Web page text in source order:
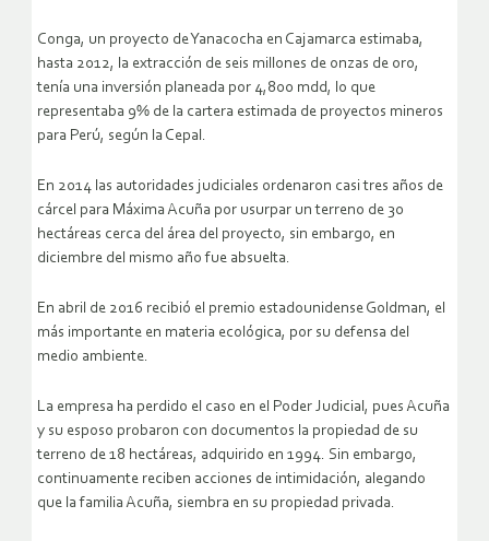
Conga, un proyecto de Yanacocha en Cajamarca estimaba,
hasta 2012, la extracción de seis millones de onzas de oro,
tenía una inversión planeada por 4,800 mdd, lo que
representaba 9% de la cartera estimada de proyectos mineros
para Perú, según la Cepal.
En 2014 las autoridades judiciales ordenaron casi tres años de
cárcel para Máxima Acuña por usurpar un terreno de 30
hectáreas cerca del área del proyecto, sin embargo, en
diciembre del mismo año fue absuelta.
En abril de 2016 recibió el premio estadounidense Goldman, el
más importante en materia ecológica, por su defensa del
medio ambiente.
La empresa ha perdido el caso en el Poder Judicial, pues Acuña
y su esposo probaron con documentos la propiedad de su
terreno de 18 hectáreas, adquirido en 1994. Sin embargo,
continuamente reciben acciones de intimidación, alegando
que la familia Acuña, siembra en su propiedad privada.